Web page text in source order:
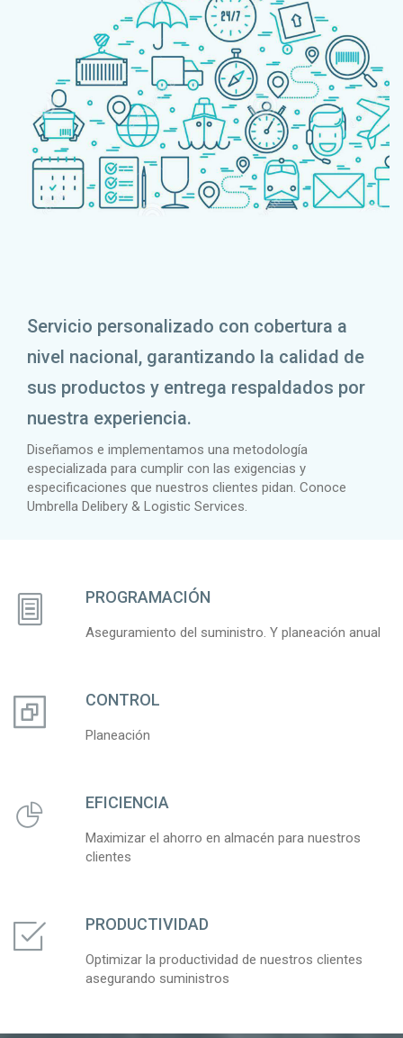
Servicio personalizado con cobertura a
nivel nacional, garantizando la calidad de
sus productos y entrega respaldados por
nuestra experiencia.
Diseñamos e implementamos una metodología
especializada para cumplir con las exigencias y
especificaciones que nuestros clientes pidan. Conoce
Umbrella Delibery & Logistic Services.
PROGRAMACIÓN
Aseguramiento del suministro. Y planeación anual
CONTROL
Planeación
EFICIENCIA
Maximizar el ahorro en almacén para nuestros
clientes
PRODUCTIVIDAD
Optimizar la productividad de nuestros clientes
asegurando suministros